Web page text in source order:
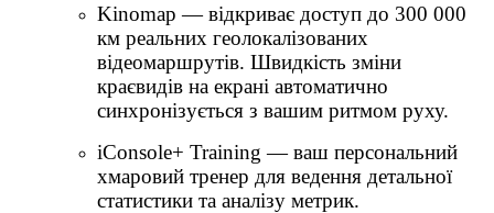
Kinomap — відкриває доступ до 300 000
км реальних геолокалізованих
відеомаршрутів. Швидкість зміни
краєвидів на екрані автоматично
синхронізується з вашим ритмом руху.
iConsole+ Training — ваш персональний
хмаровий тренер для ведення детальної
статистики та аналізу метрик.